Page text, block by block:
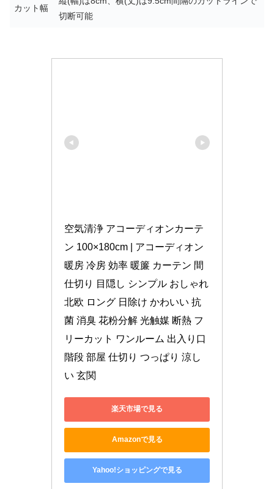
カット幅
切断可能
空気清浄 アコーディオンカーテ
ン 100×180cm | アコーディオン
暖房 冷房 効率 暖簾 カーテン 間
仕切り 目隠し シンプル おしゃれ
北欧 ロング 日除け かわいい 抗
菌 消臭 花粉分解 光触媒 断熱 フ
リーカット ワンルーム 出入り口
階段 部屋 仕切り つっぱり 涼し
い 玄関
楽天市場で見る
Amazonで見る
Yahoo!ショッピングで見る